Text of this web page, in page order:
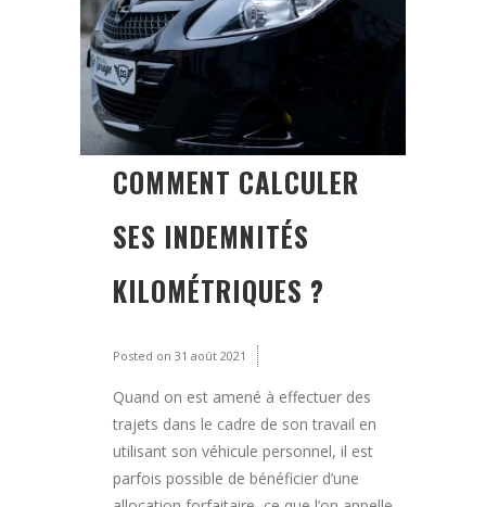
COMMENT CALCULER
SES INDEMNITÉS
KILOMÉTRIQUES ?
Posted on 31 août 2021
Quand on est amené à effectuer des
trajets dans le cadre de son travail en
utilisant son véhicule personnel, il est
parfois possible de bénéficier d’une